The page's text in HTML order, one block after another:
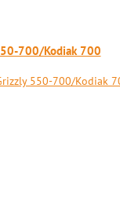
700/Kodiak 700
550-700/Kodiak